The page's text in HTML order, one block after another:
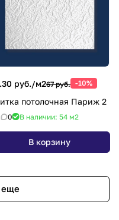
руб./м267 руб. -10%
потолочная Париж 2
0 В наличии: 54 м2
В корзину
еще